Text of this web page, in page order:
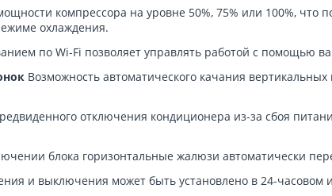
компрессора на уровне 50%, 75% или 100%, что
охлаждения.
по Wi-Fi позволяет управлять работой с помощью
Возможность автоматического качания
отключения кондиционера из-за сбоя
блока горизонтальные жалюзи автоматически
и выключения может быть установлено в 24-часовом